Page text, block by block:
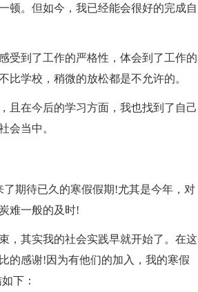
顿。但如今，我已经能会很好的完成自
受到了工作的严格性，体会到了工作的
学校，稍微的放松都是不允许的。
且在今后的学习方面，我也找到了自己
会当中。
期待已久的寒假假期!尤其是今年，对
难一般的及时!
，其实我的社会实践早就开始了。在这
的感谢!因为有他们的加入，我的寒假
下：